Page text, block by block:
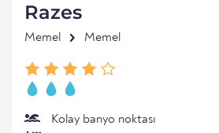
Razes
Memel Memel
Kolay banyo noktası